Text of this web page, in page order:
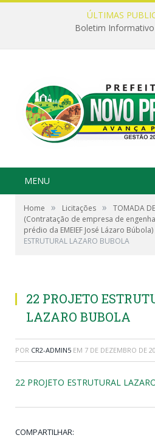
ÚLTIMAS
Boletim
MENU
Home » Licitações »
TOMADA
(Contratação de empresa de
prédio da EMEIEF José Lázaro Búbola)
ESTRUTURAL LAZARO BUBOLA
22 PROJETO
LAZARO BUBOLA
POR CR2-ADMIN5 EM 7 DE DEZEMBRO DE
22 PROJETO ESTRUTURAL
COMPARTILHAR: